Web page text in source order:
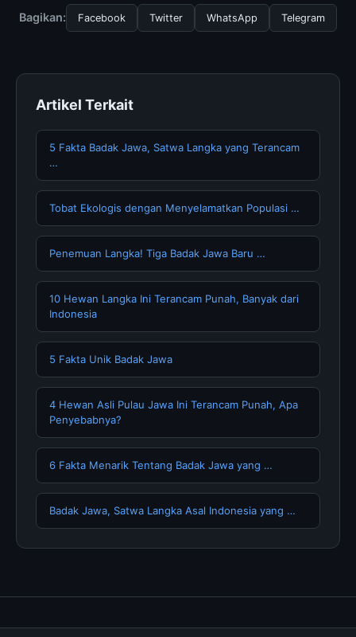
kami secara berkala. Kami selalu memperbarui konten
dengan informasi terkini dan terpercaya.
Bagikan: Facebook Twitter WhatsApp Telegram
Artikel Terkait
5 Fakta Badak Jawa, Satwa Langka yang Terancam
…
Tobat Ekologis dengan Menyelamatkan Populasi …
Penemuan Langka! Tiga Badak Jawa Baru …
10 Hewan Langka Ini Terancam Punah, Banyak dari
Indonesia
5 Fakta Unik Badak Jawa
4 Hewan Asli Pulau Jawa Ini Terancam Punah, Apa
Penyebabnya?
6 Fakta Menarik Tentang Badak Jawa yang …
Badak Jawa, Satwa Langka Asal Indonesia yang …